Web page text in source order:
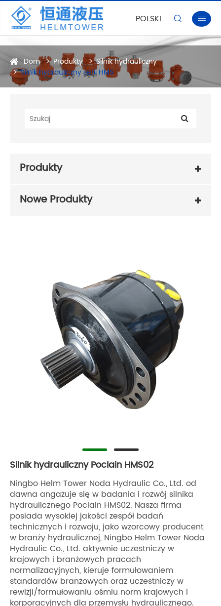
POLSKI  
Dom Produkty
Silnik hydrauliczny
Silnik hydrauliczny serii HMS
Produkty
Nowe Produkty
Silnik hydrauliczny Poclain HMS02
Ningbo Helm Tower Noda Hydraulic Co., Ltd. od
dawna angażuje się w badania i rozwój silnika
hydraulicznego Poclain HMS02. Nasza firma
posiada wysokiej jakości zespół badań
technicznych i rozwoju, jako wzorcowy producent
w branży hydraulicznej, Ningbo Helm Tower Noda
Hydraulic Co., Ltd. aktywnie uczestniczy w
krajowych i branżowych pracach
normalizacyjnych, kieruje formułowaniem
standardów branżowych oraz uczestniczy w
rewizji/formułowaniu ośmiu norm krajowych i
korporacyjnych dla przemysłu hydraulicznego.